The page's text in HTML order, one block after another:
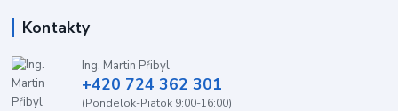
Kontakty
Ing. Martin Přibyl
+420 724 362 301
(Pondelok-Piatok 9:00-16:00)